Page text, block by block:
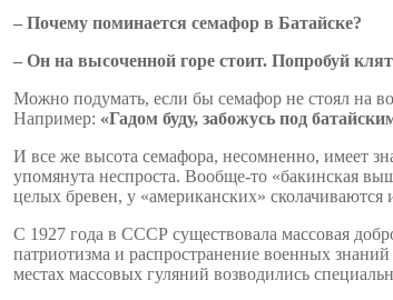
– Почему поминается семафор в Батайске?
– Он на высоченной горе стоит. Попробуй
Можно подумать, если бы семафор не стоял на
Например: «Гадом буду, забожусь под
И все же высота семафора, несомненно, имеет
упомянута неспроста. Вообще-то «бакинская
целых бревен, у «американских»
С 1927 года в СССР существовала массовая
патриотизма и распространение военных
местах массовых гуляний возводились